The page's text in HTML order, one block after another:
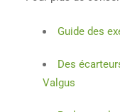
Guide des
Des
Valgus